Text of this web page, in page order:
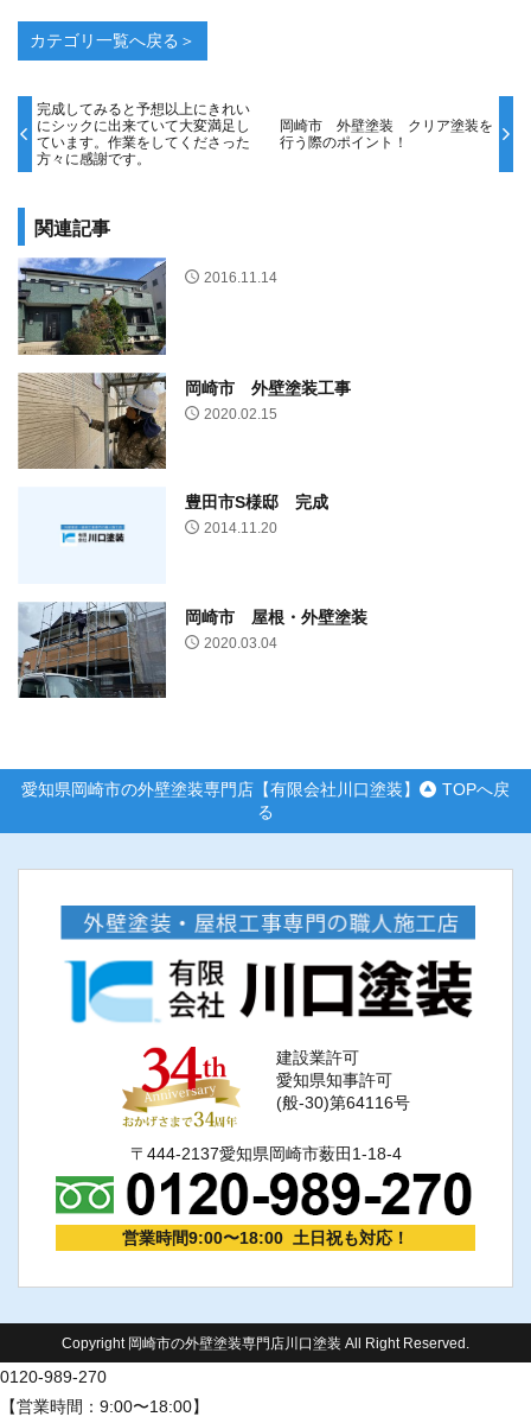
カテゴリ一覧へ戻る＞
完成してみると予想以上にきれい
にシックに出来ていて大変満足し
ています。作業をしてくださった
方々に感謝です。
岡崎市 外壁塗装 クリア塗装を
行う際のポイント！
関連記事
2016.11.14
岡崎市 外壁塗装工事
2020.02.15
豊田市S様邸 完成
2014.11.20
岡崎市 屋根・外壁塗装
2020.03.04
愛知県岡崎市の外壁塗装専門店【有限会社川口塗装】
TOPへ戻
る
建設業許可
愛知県知事許可
(般-30)第64116号
〒444-2137愛知県岡崎市薮田1-18-4
営業時間9:00〜18:00 土日祝も対応！
Copyright 岡崎市の外壁塗装専門店川口塗装 All Right Reserved.
0120-989-270
【営業時間：9:00〜18:00】